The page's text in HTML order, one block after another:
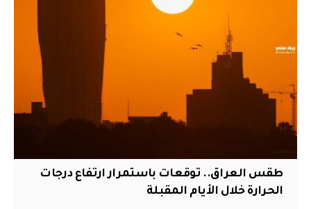
طقس العراق.. توقعات باستمرار ارتفاع درجات
الحرارة خلال الأيام المقبلة